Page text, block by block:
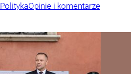
PolitykaOpinie i komentarze